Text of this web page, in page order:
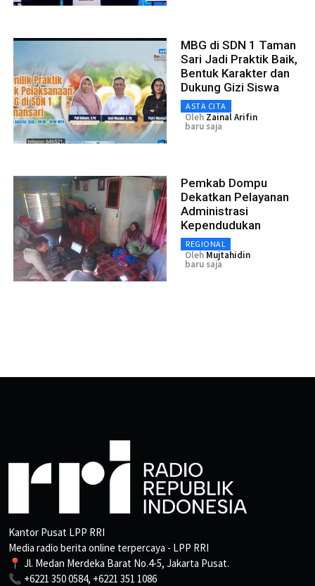
MBG di SDN 1 Taman
Sari Jadi Praktik Baik,
Bentuk Karakter dan
Dukung Gizi Siswa
ASTA CITA
Oleh Zainal Arifin
baru saja
Pemkab Dompu
Dekatkan Pelayanan
Administrasi
Kependudukan
REGIONAL
Oleh Mujtahidin
baru saja
Kantor Pusat LPP RRI
Media radio berita online terpercaya - LPP RRI
📍 Jl. Medan Merdeka Barat No.4-5, Jakarta Pusat.
📞 +6221 350 0584, +6221 351 1086